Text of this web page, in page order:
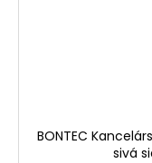
BONTEC
sivá